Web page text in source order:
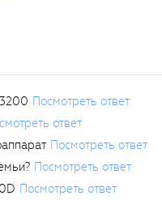
Посмотреть ответ
ответ
Посмотреть ответ
Посмотреть ответ
Посмотреть ответ